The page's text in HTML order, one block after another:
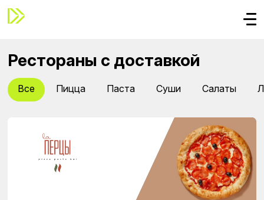
Рестораны с доставкой
Все Пицца Паста Суши Салаты